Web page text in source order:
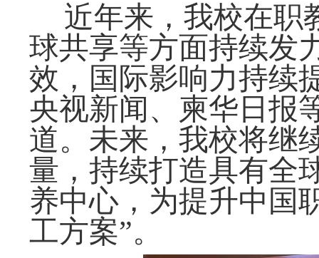
近年来，我校在职
球共享等方面持续发
效，国际影响力持续
央视新闻、柬华日报
道。未来，我校将继
量，持续打造具有全
养中心，为提升中国
工方案”。